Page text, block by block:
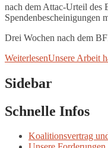
nach dem Attac-Urteil des
Spendenbescheinigungen
Drei Wochen nach dem
WeiterlesenUnsere Arbeit
Sidebar
Schnelle Infos
Koalitionsvertrag